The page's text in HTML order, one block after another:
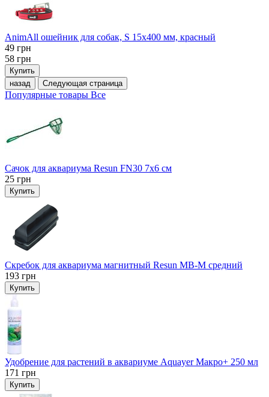
AnimAll ошейник для собак, S 15х400 мм, красный
49 грн
58 грн
Купить
назад
Следующая страница
Популярные товары Все
Сачок для аквариума Resun FN30 7х6 см
25 грн
Купить
Скребок для аквариума магнитный Resun MB-M средний
193 грн
Купить
Удобрение для растений в аквариуме Aquayer Макро+ 250 мл
171 грн
Купить